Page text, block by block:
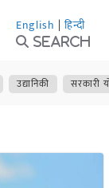
English | हिन्दी
Search
उद्यानिकी सरकारी